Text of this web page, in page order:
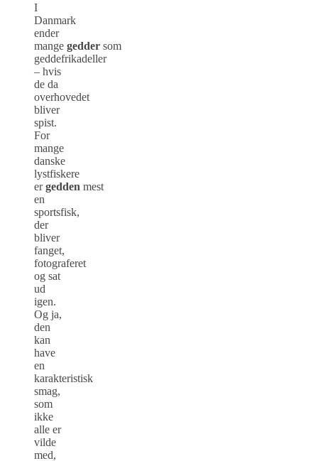
I
Danmark
ender
mange gedder som
geddefrikadeller
– hvis
de da
overhovedet
bliver
spist.
For
mange
danske
lystfiskere
ergedden mest
en
sportsfisk,
der
bliver
fanget,
fotograferet
og sat
ud
igen.
Og ja,
den
kan
have
en
karakteristisk
smag,
som
ikke
alle er
vilde
med,